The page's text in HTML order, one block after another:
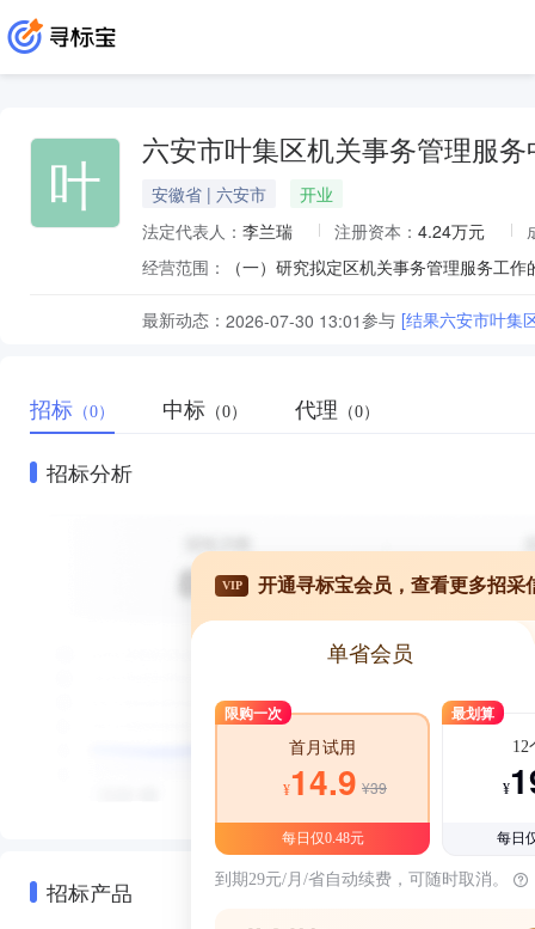
叶 六安市叶集区机关事务管理服务
安徽省 | 六安市
开业
法定代表人： 李兰瑞 注册资本： 4.24万元
经营范围：
最新动态： 2026-07-30 13:01参与 [结果六安市叶集
招标 （0） 中标 （0） 代理 （0）
招标分析
招标产品
VIP 开通寻标宝会员，查看更多招采
单省会员
限购一次
首月试用
¥14.9 ¥39
每日仅0.48元
最划算
12
¥
每日
到期29元/月/省自动续费，可随时取消。